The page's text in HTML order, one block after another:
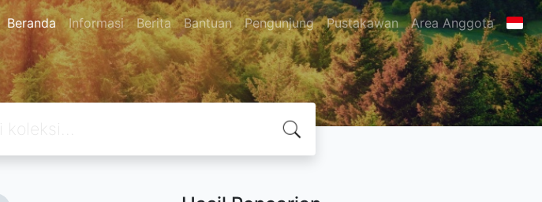
Beranda Informasi Berita Bantuan Pengunjung Pustakawan Area Anggota